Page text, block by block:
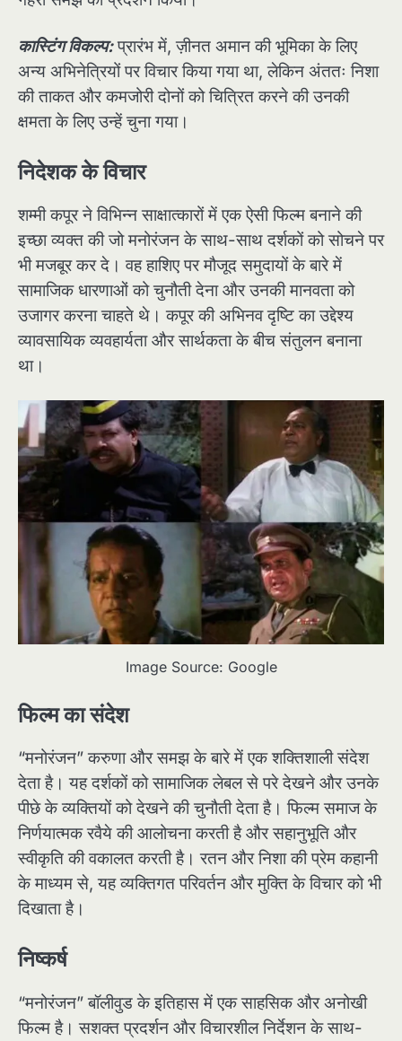
कास्टिंग विकल्प:प्रारंभ में, ज़ीनत अमान की भूमिका के लिए
अन्य अभिनेत्रियों पर विचार किया गया था, लेकिन अंततः निशा
की ताकत और कमजोरी दोनों को चित्रित करने की उनकी
क्षमता के लिए उन्हें चुना गया।
निदेशक के विचार
शम्मी कपूर ने विभिन्न साक्षात्कारों में एक ऐसी फिल्म बनाने की
इच्छा व्यक्त की जो मनोरंजन के साथ-साथ दर्शकों को सोचने पर
भी मजबूर कर दे। वह हाशिए पर मौजूद समुदायों के बारे में
सामाजिक धारणाओं को चुनौती देना और उनकी मानवता को
उजागर करना चाहते थे। कपूर की अभिनव दृष्टि का उद्देश्य
व्यावसायिक व्यवहार्यता और सार्थकता के बीच संतुलन बनाना
था।
Image Source: Google
फिल्म का संदेश
“मनोरंजन” करुणा और समझ के बारे में एक शक्तिशाली संदेश
देता है। यह दर्शकों को सामाजिक लेबल से परे देखने और उनके
पीछे के व्यक्तियों को देखने की चुनौती देता है। फिल्म समाज के
निर्णयात्मक रवैये की आलोचना करती है और सहानुभूति और
स्वीकृति की वकालत करती है। रतन और निशा की प्रेम कहानी
के माध्यम से, यह व्यक्तिगत परिवर्तन और मुक्ति के विचार को भी
दिखाता है।
निष्कर्ष
“मनोरंजन” बॉलीवुड के इतिहास में एक साहसिक और अनोखी
फिल्म है। सशक्त प्रदर्शन और विचारशील निर्देशन के साथ-